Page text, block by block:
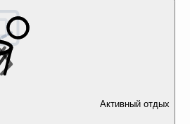
Активный отдых